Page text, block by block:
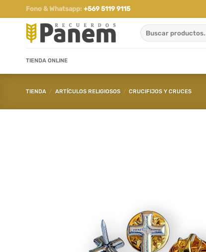
al
contenido
Fono & Whatsapp: +569 5119 9115
Buscar
por:
TIENDA ONLINE
TIENDA / ARTÍCULOS RELIGIOSOS / CRUCIFIJOS Y CRUCES